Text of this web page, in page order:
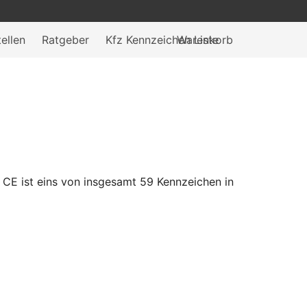
Ratgeber Kfz Kennzeichen Liste
Warenkorb
ist eins von insgesamt 59 Kennzeichen in